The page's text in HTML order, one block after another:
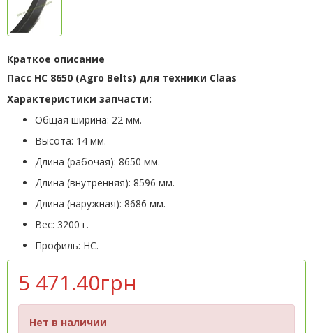
Краткое описание
Пасс HC 8650 (Agro Belts) для техники Claas
Характеристики запчасти:
Общая ширина: 22 мм.
Высота: 14 мм.
Длина (рабочая): 8650 мм.
Длина (внутренняя): 8596 мм.
Длина (наружная): 8686 мм.
Вес: 3200 г.
Профиль: HC.
5 471.40грн
Нет в наличии